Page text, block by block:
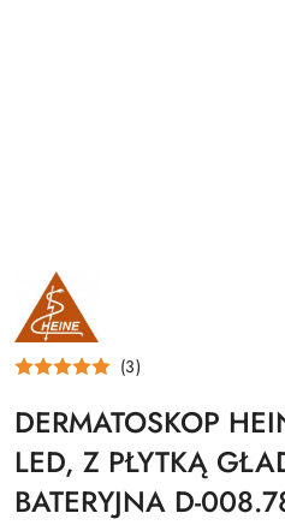
NAZWA
PRODUCENTA:
HEINE
OPTOTECHNIK
(3)
DERMATOSKOP
LED, Z PŁYTKĄ
BATERYJNA D-